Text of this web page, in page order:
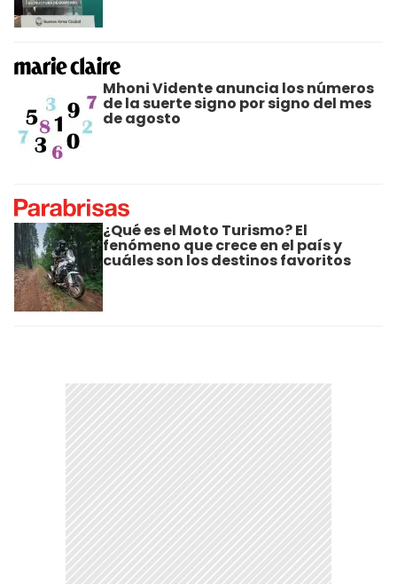
Mhoni Vidente anuncia los números
de la suerte signo por signo del mes
de agosto
¿Qué es el Moto Turismo? El
fenómeno que crece en el país y
cuáles son los destinos favoritos